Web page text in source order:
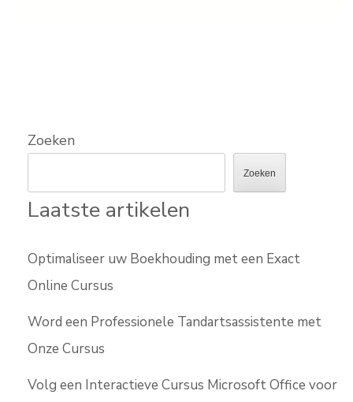
Zoeken
Zoeken
Laatste artikelen
Optimaliseer uw Boekhouding met een Exact
Online Cursus
Word een Professionele Tandartsassistente met
Onze Cursus
Volg een Interactieve Cursus Microsoft Office voor